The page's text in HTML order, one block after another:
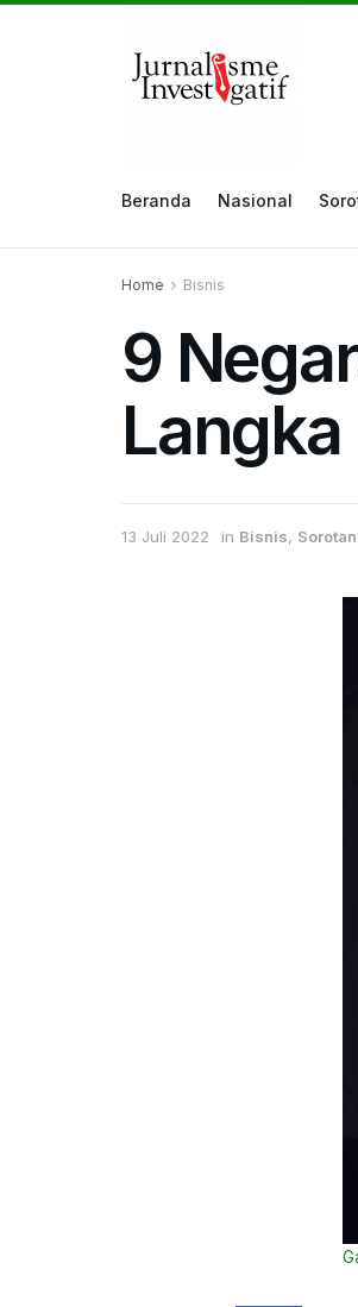
Beranda Nasional
Home Bisnis
9
Langka
13 Juli 2022 in Bisnis, Sorotan